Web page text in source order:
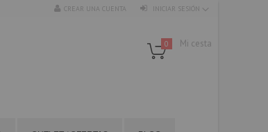
INICIAR SESIÓN
CREAR UNA CUENTA
Mi cesta
0